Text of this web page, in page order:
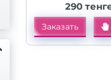
290
Заказать